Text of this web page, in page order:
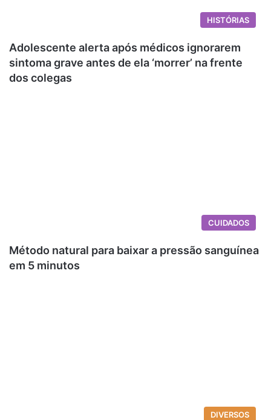
HISTÓRIAS
Adolescente alerta após médicos ignorarem
sintoma grave antes de ela ‘morrer’ na frente
dos colegas
CUIDADOS
Método natural para baixar a pressão sanguínea
em 5 minutos
DIVERSOS